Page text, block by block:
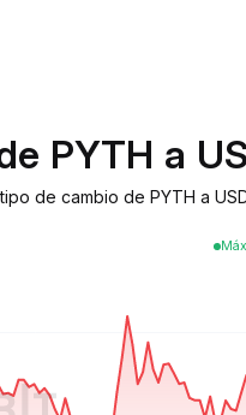
PYTH a
de cambio de PYTH a